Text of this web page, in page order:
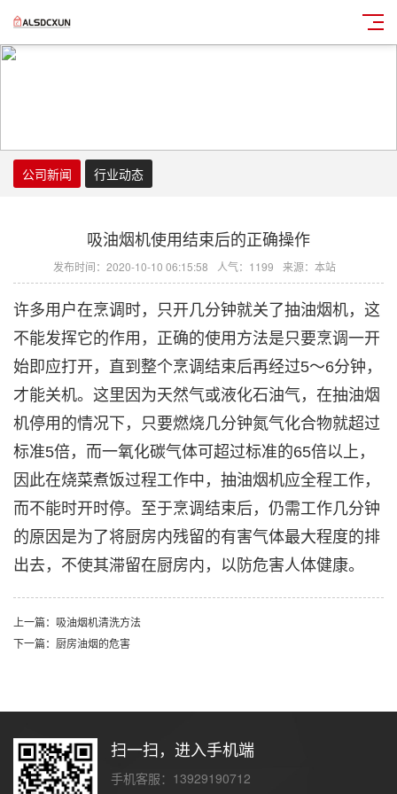
公司新闻 行业动态
吸油烟机使用结束后的正确操作
发布时间：2020-10-10 06:15:58 人气：1199 来源：本站
许多用户在烹调时，只开几分钟就关了抽油烟机，这
不能发挥它的作用，正确的使用方法是只要烹调一开
始即应打开，直到整个烹调结束后再经过5～6分钟，
才能关机。这里因为天然气或液化石油气，在抽油烟
机停用的情况下，只要燃烧几分钟氮气化合物就超过
标准5倍，而一氧化碳气体可超过标准的65倍以上，
因此在烧菜煮饭过程工作中，抽油烟机应全程工作，
而不能时开时停。至于烹调结束后，仍需工作几分钟
的原因是为了将厨房内残留的有害气体最大程度的排
出去，不使其滞留在厨房内，以防危害人体健康。
上一篇：吸油烟机清洗方法
下一篇：厨房油烟的危害
扫一扫，进入手机端
手机客服：13929190712